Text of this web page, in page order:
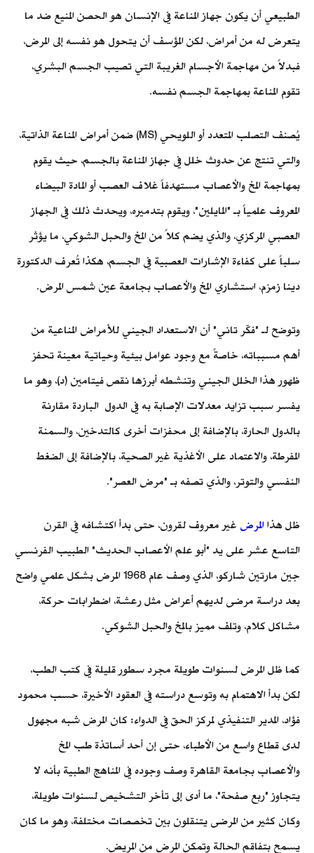
الطبيعي أن يكون جهاز المناعة في الإنسان هو الحصن المنيع ضد ما
يتعرض له من أمراض، لكن المؤسف أن يتحول هو نفسه إلى المرض،
فبدلاً من مهاجمة الأجسام الغريبة التي تصيب الجسم البشري،
تقوم المناعة بمهاجمة الجسم نفسه.
يُصنف التصلب المتعدد أو اللويحي (MS) ضمن أمراض المناعة الذاتية،
والتي تنتج عن حدوث خلل في جهاز المناعة بالجسم، حيث يقوم
بمهاجمة المخ والأعصاب مستهدفاً غلاف العصب أو المادة البيضاء
المعروف علمياً بـ "المايلين"، ويقوم بتدميره، ويحدث ذلك في الجهاز
العصبي المركزي، والذي يضم كلاً من المخ والحبل الشوكي، ما يؤثر
سلباً على كفاءة الإشارات العصبية في الجسم، هكذا تُعرف الدكتورة
دينا زمزم، استشاري المخ والأعصاب بجامعة عين شمس المرض.
وتوضح لـ "فكّر تاني" أن الاستعداد الجيني للأمراض المناعية من
أهم مسبباته، خاصةً مع وجود عوامل بيئية وحياتية معينة تحفز
ظهور هذا الخلل الجيني وتنشطه أبرزها نقص فيتامين (د)، وهو ما
يفسر سبب تزايد معدلات الإصابة به في الدول الباردة مقارنة
بالدول الحارة، بالإضافة إلى محفزات أخرى كالتدخين، والسمنة
المفرطة، والاعتماد على الأغذية غير الصحية، بالإضافة إلى الضغط
النفسي والتوتر، والذي تصفه بـ "مرض العصر".
ظل هذا المرض غير معروف لقرون، حتى بدأ اكتشافه في القرن
التاسع عشر على يد "أبو علم الأعصاب الحديث" الطبيب الفرنسي
جين مارتين شاركو، الذي وصف عام 1968 المرض بشكل علمي واضح
بعد دراسة مرضى لديهم أعراض مثل رعشة، اضطرابات حركة،
مشاكل كلام، وتلف مميز بالمخ والحبل الشوكي.
كما ظل المرض لسنوات طويلة مجرد سطور قليلة في كتب الطب،
لكن بدأ الاهتمام به وتوسع دراسته في العقود الأخيرة، حسب محمود
فؤاد، المدير التنفيذي لمركز الحق في الدواء: كان المرض شبه مجهول
لدى قطاع واسع من الأطباء، حتى إن أحد أساتذة طب المخ
والأعصاب بجامعة القاهرة وصف وجوده في المناهج الطبية بأنه لا
يتجاوز "ربع صفحة"، ما أدى إلى تأخر التشخيص لسنوات طويلة،
وكان كثير من المرضى يتنقلون بين تخصصات مختلفة، وهو ما كان
يسمح بتفاقم الحالة وتمكن المرض من المريض.